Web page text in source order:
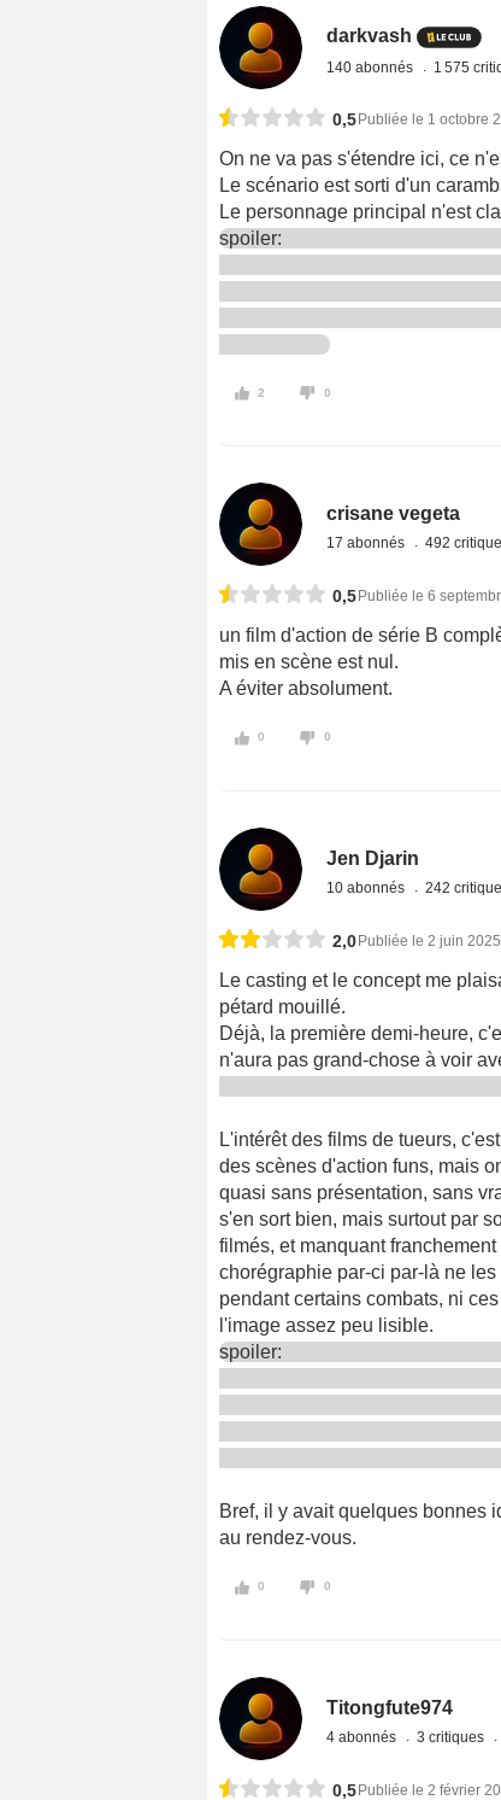
darkvash
140 abonnés 1 575
0,5Publiée le 1 octobre
On ne va pas s'étendre ici, ce
Le scénario est sorti d'un
Le personnage principal n'est
spoiler:
2 0
crisane vegeta
17 abonnés 492
0,5 Publiée le 6
un film d'action de série B
mis en scène est nul.
A éviter absolument.
0 0
Jen Djarin
10 abonnés 242
2,0 Publiée le 2 juin 2025
Le casting et le concept me
pétard mouillé.
Déjà, la première demi-heure,
n'aura pas grand-chose à voir
L'intérêt des films de tueurs,
des scènes d'action funs, mais
quasi sans présentation, sans
s'en sort bien, mais surtout par
filmés, et manquant
chorégraphie par-ci par-là ne
pendant certains combats, ni
l'image assez peu lisible.
spoiler:
Bref, il y avait quelques bonnes
au rendez-vous.
0 0
Titongfute974
4 abonnés 3 critiques
0,5 Publiée le 2 février